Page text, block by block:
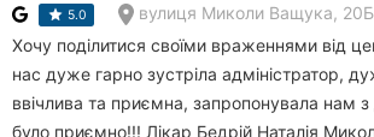
5.0 вулиця Миколи Ващука, 20Б
Хочу поділитися своїми враженнями від
нас дуже гарно зустріла адміністратор,
ввічлива та приємна, запропонувала нам
було приємно!!! Лікар Бедрій Наталія